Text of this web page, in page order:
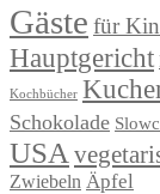
Gäste für
Hauptgericht
Kochbücher
Schokolade
USA
Zwiebeln Äpfel